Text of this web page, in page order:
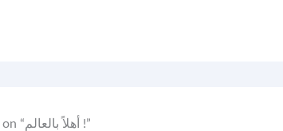
1 thought on “أهلاً بالعالم !”